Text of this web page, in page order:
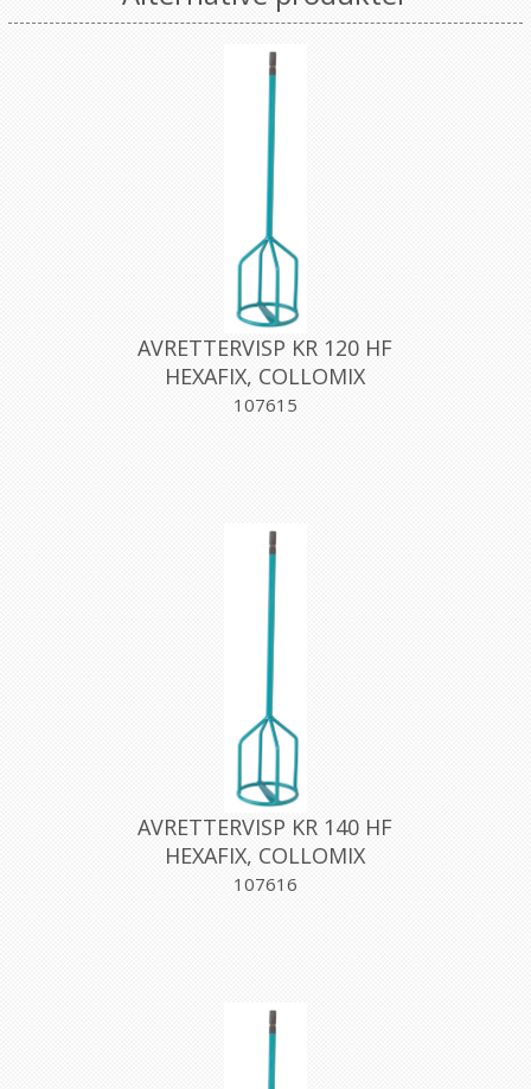
AVRETTERVISP KR 120 HF
HEXAFIX, COLLOMIX
107615
AVRETTERVISP KR 140 HF
HEXAFIX, COLLOMIX
107616